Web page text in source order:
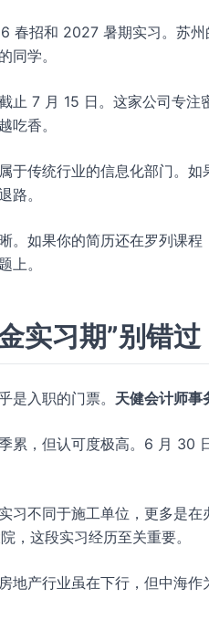
春招和 2027 暑期实习。苏
同学。
止 7 月 15 日。这家公司专注
吃香。
于传统行业的信息化部门。
路。
。如果你的简历还在罗列课
上。
实习期”别错过
是入职的门票。 天健会计师事
累，但认可度极高。6 月 30
习不同于施工单位，更多是
，这段实习经历至关重要。
地产行业虽在下行，但中海